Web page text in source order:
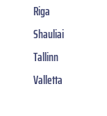
Riga
Shauliai
Tallinn
Valletta